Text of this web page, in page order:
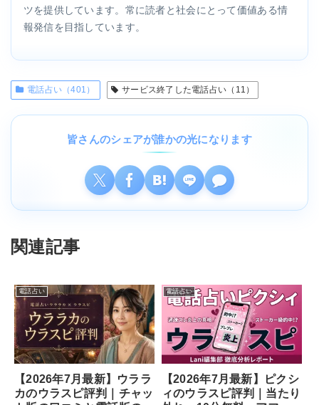
ツを提供しています。常に読者と社会にとって価値ある情
報発信を目指しています。
電話占い（401） サービス終了した電話占い（11）
皆さんのシェアが誰かの光になります
関連記事
電話占い
【2026年7月最新】ウララ
カのウラスピ評判｜チャッ
電話占い
【2026年7月最新】ピクシ
ィのウラスピ評判｜当たり